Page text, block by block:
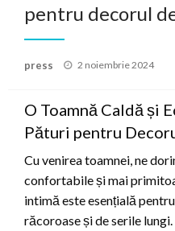
pentru decorul
press
Posted
2 noiembrie 2024
O Toamnă Caldă și
Pături pentru
Cu venirea toamnei, ne
confortabile și mai
intimă este esențială
răcoroase și de serile